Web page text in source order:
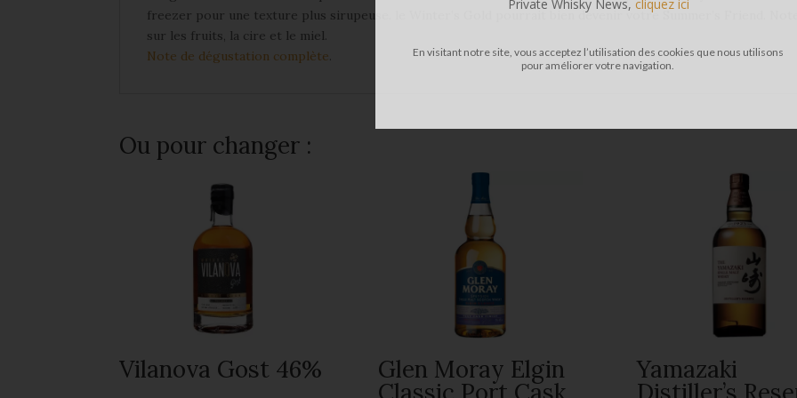
freezer pour une texture plus sirupeuse. le Winter’s Gold pourrait bien devenir votre Summer’s Friend. Note:
sur les fruits, la cire et le miel.
Note de dégustation complète.
Ou pour changer :
Vilanova Gost 46% Glen Moray Elgin Yamazaki
En visitant notre site, vous acceptez l’utilisation des cookies que nous utilisons
pour améliorer votre navigation.
Private Whisky News, cliquez ici